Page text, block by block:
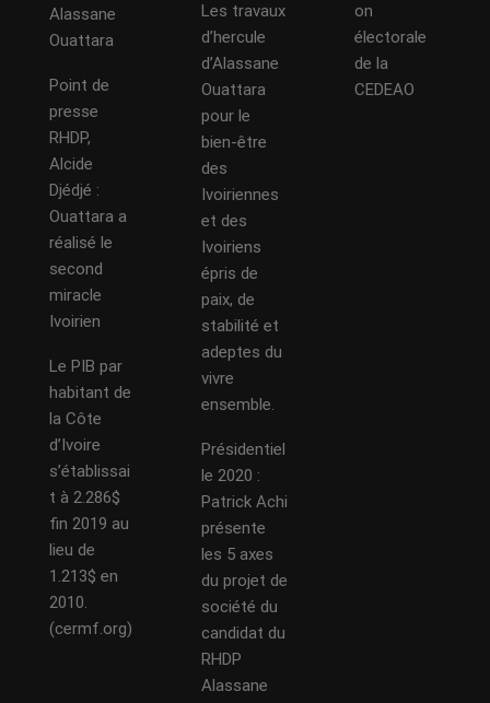
Alassane
Ouattara
Point de
presse
RHDP,
Alcide
Djédjé :
Ouattara a
réalisé le
second
miracle
Ivoirien
Le PIB par
habitant de
la Côte
d’Ivoire
s’établissai
t à 2.286$
fin 2019 au
lieu de
1.213$ en
2010.
(cermf.org)
Les travaux
d’hercule
d’Alassane
Ouattara
pour le
bien-être
des
Ivoiriennes
et des
Ivoiriens
épris de
paix, de
stabilité et
adeptes du
vivre
ensemble.
Présidentiel
le 2020 :
Patrick Achi
présente
les 5 axes
du projet de
société du
candidat du
RHDP
Alassane
on
électorale
de la
CEDEAO